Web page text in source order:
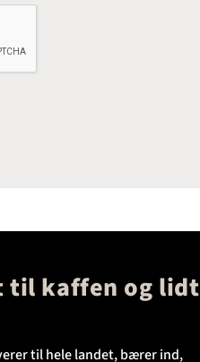
til kaffen og lidt
til hele landet, bærer ind,